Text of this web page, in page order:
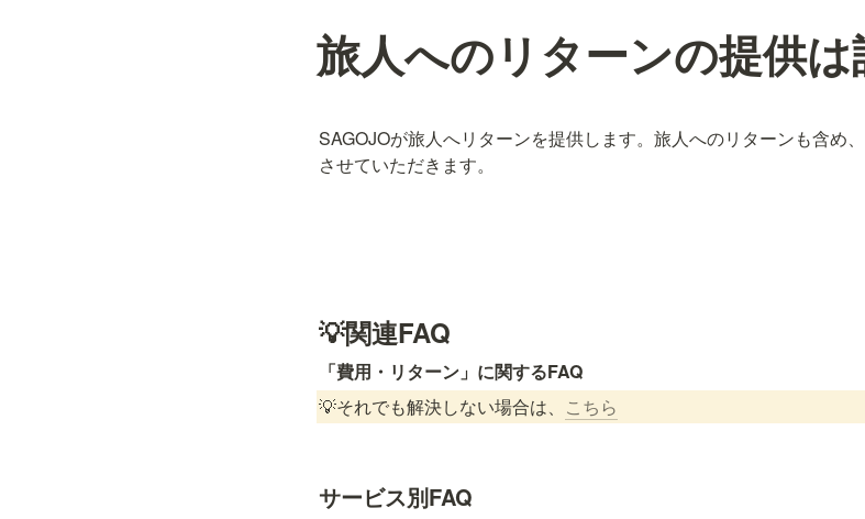
旅人へのリターンの提供は
SAGOJOが旅人へリターンを提供します。旅人へのリターンも含め
させていただきます。
💡関連FAQ
「費用・リターン」に関するFAQ
💡それでも解決しない場合は、 こちら
サービス別FAQ